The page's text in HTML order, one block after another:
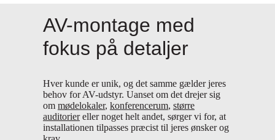
AV-montage med
fokus på detaljer
Hver kunde er unik, og det samme gælder jeres
behov for AV-udstyr. Uanset om det drejer sig
om mødelokaler, konferencerum, større
auditoriereller noget helt andet, sørger vi for, at
installationen tilpasses præcist til jeres ønsker og